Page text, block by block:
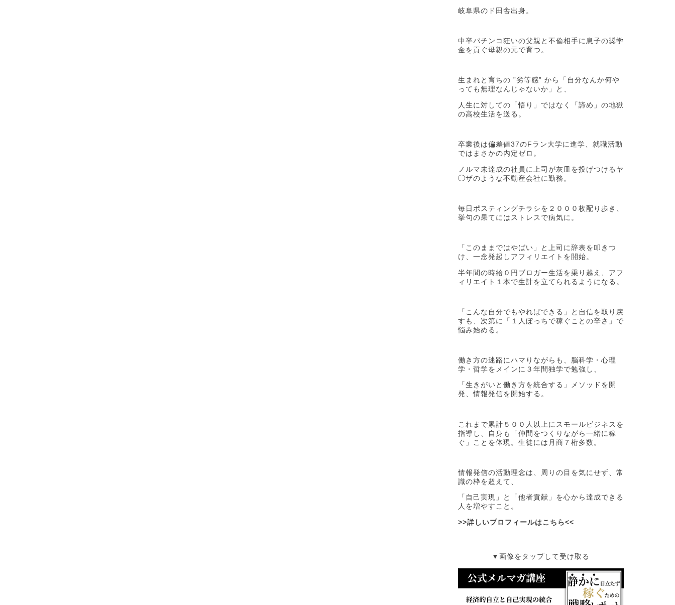
岐阜県のド田舎出身。
中卒パチンコ狂いの父親と不倫相手に息子の奨学
金を貢ぐ母親の元で育つ。
生まれと育ちの ”劣等感” から「自分なんか何や
っても無理なんじゃないか」と、
人生に対しての「悟り」ではなく「諦め」の地獄
の高校生活を送る。
卒業後は偏差値37のFラン大学に進学、就職活動
ではまさかの内定ゼロ。
ノルマ未達成の社員に上司が灰皿を投げつけるヤ
◯ザのような不動産会社に勤務。
毎日ポスティングチラシを２０００枚配り歩き、
挙句の果てにはストレスで病気に。
「このままではやばい」と上司に辞表を叩きつ
け、一念発起しアフィリエイトを開始。
半年間の時給０円ブロガー生活を乗り越え、アフ
ィリエイト１本で生計を立てられるようになる。
「こんな自分でもやればできる」と自信を取り戻
すも、次第に「１人ぼっちで稼ぐことの辛さ」で
悩み始める。
働き方の迷路にハマりながらも、脳科学・心理
学・哲学をメインに３年間独学で勉強し、
「生きがいと働き方を統合する」メソッドを開
発、情報発信を開始する。
これまで累計５００人以上にスモールビジネスを
指導し、自身も「仲間をつくりながら一緒に稼
ぐ」ことを体現。生徒には月商７桁多数。
情報発信の活動理念は、周りの目を気にせず、常
識の枠を超えて、
「自己実現」と「他者貢献」を心から達成できる
人を増やすこと。
>>詳しいプロフィールはこちら<<
▼画像をタップして受け取る